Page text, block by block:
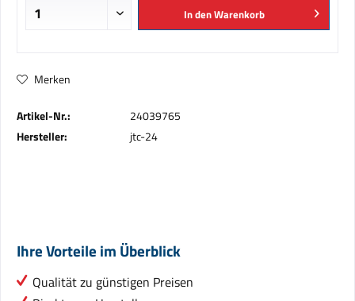
In denWarenkorb
Merken
Artikel-Nr.:
24039765
Hersteller:
jtc-24
Ihre Vorteile im Überblick
Qualität zu günstigen Preisen